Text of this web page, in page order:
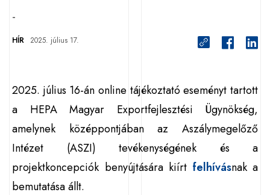
-
HÍR 2025. július 17.
2025. július 16-án online tájékoztató eseményt tartott
a HEPA Magyar Exportfejlesztési Ügynökség,
amelynek középpontjában az Aszálymegelőző
Intézet (ASZI) tevékenységének és a
projektkoncepciók benyújtására kiírt felhívásnak a
bemutatása állt.